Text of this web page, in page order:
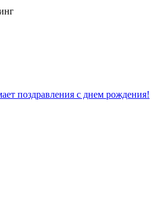
поздравления с днем рождения!